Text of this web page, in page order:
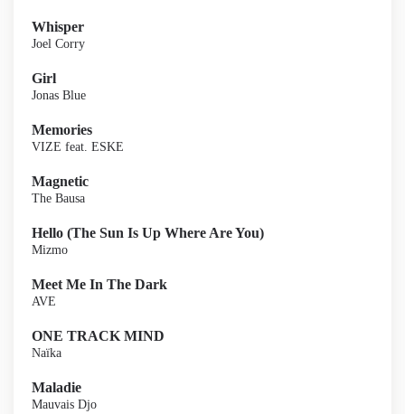
Whisper
Joel Corry
Girl
Jonas Blue
Memories
VIZE feat. ESKE
Magnetic
The Bausa
Hello (The Sun Is Up Where Are You)
Mizmo
Meet Me In The Dark
AVE
ONE TRACK MIND
Naïka
Maladie
Mauvais Djo